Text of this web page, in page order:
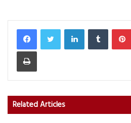
LinkedInTumblr
Print
Related Articles